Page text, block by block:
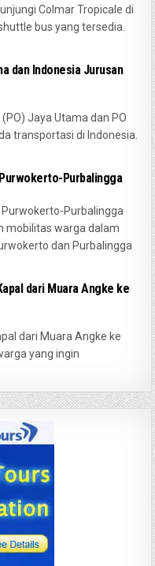
Colmar Tropicale di
bus yang tersedia.
dan Indonesia Jurusan
Jaya Utama dan PO
transportasi di Indonesia.
Purbalingga
Purwokerto-Purbalingga
mobilitas warga dalam
dan Purbalingga
dari Muara Angke ke
dari Muara Angke ke
yang ingin